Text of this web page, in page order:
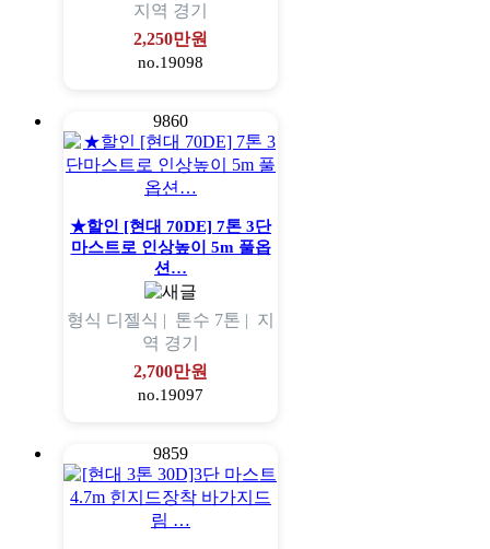
지역 경기
2,250만원
no.19098
9860
★할인 [현대 70DE] 7톤 3단
마스트로 인상높이 5m 풀옵
션…
형식 디젤식 | 톤수 7톤 | 지
역 경기
2,700만원
no.19097
9859